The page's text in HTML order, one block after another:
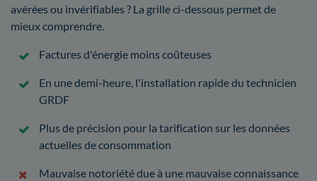
avérées ou invérifiables ? La grille ci-dessous permet de
mieux comprendre.
Factures d'énergie moins coûteuses
En une demi-heure, l'installation rapide du technicien
GRDF
Plus de précision pour la tarification sur les données
actuelles de consommation
Mauvaise notoriété due à une mauvaise connaissance